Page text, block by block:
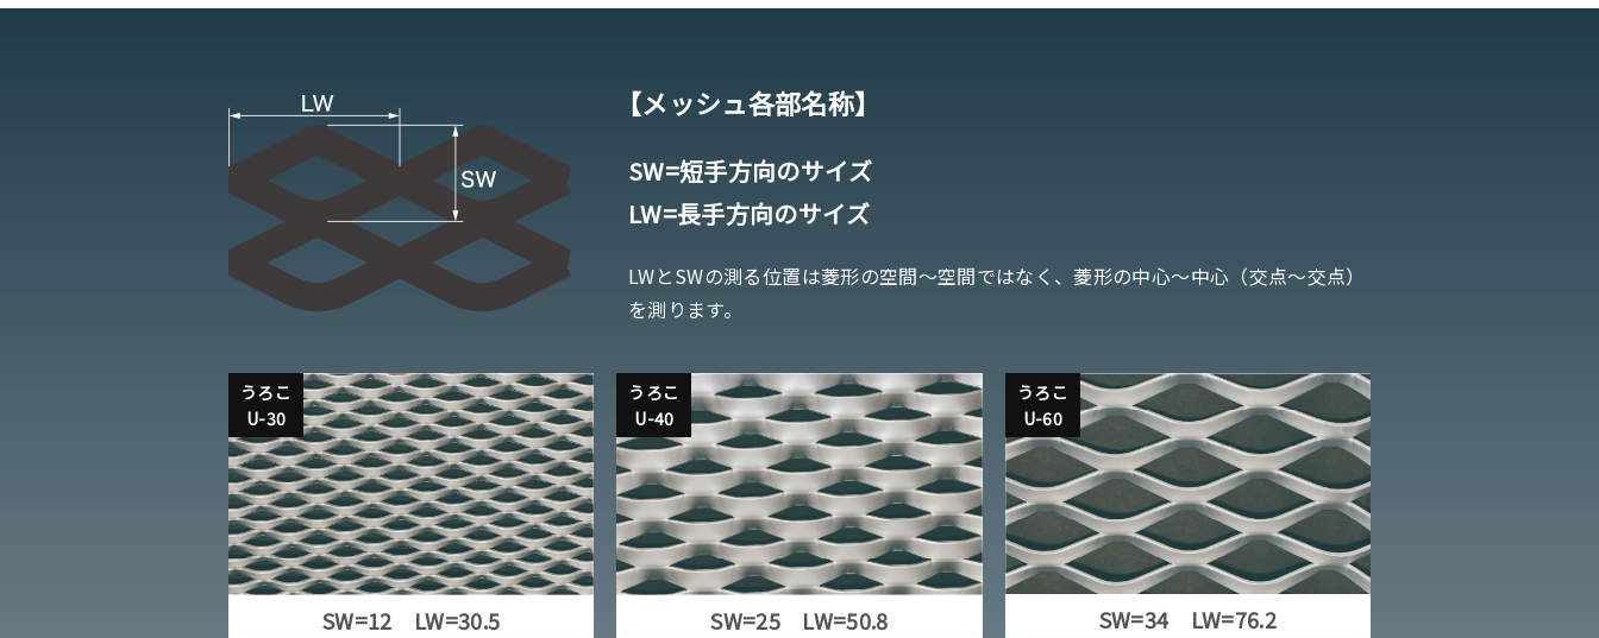
【メッシュ各部名称】
SW=短手方向のサイズ
LW=長手方向のサイズ
LWとSWの測る位置は菱形の空間〜空間ではなく、菱形の中心〜中心（交点〜交点）
を測ります。
SW=12 LW=30.5
うろこ
U-30
SW=25 LW=50.8
うろこ
U-40
SW=34 LW=76.2
うろこ
U-60